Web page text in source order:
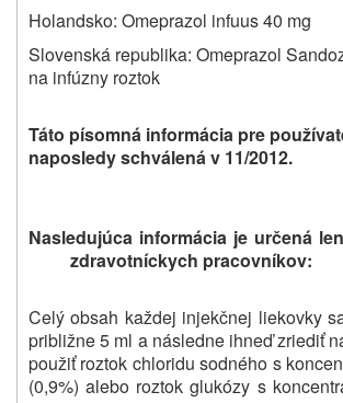
Holandsko: Omeprazol infuus 40 mg
Slovenská republika: Omeprazol
na infúzny roztok
Táto písomná informácia pre
naposledy schválená v 11/2012.
Nasledujúca informácia je určená
zdravotníckych pracovníkov:
Celý obsah každej injekčnej liekovky
približne 5 ml a následne ihneď zriediť
použiť roztok chloridu sodného s
(0,9%) alebo roztok glukózy s